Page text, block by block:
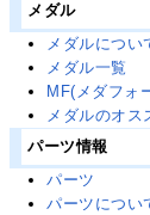
メダル
メダルについ
メダル一覧
MF(メダフォ
メダルのオス
パーツ情報
パーツ
パーツについ